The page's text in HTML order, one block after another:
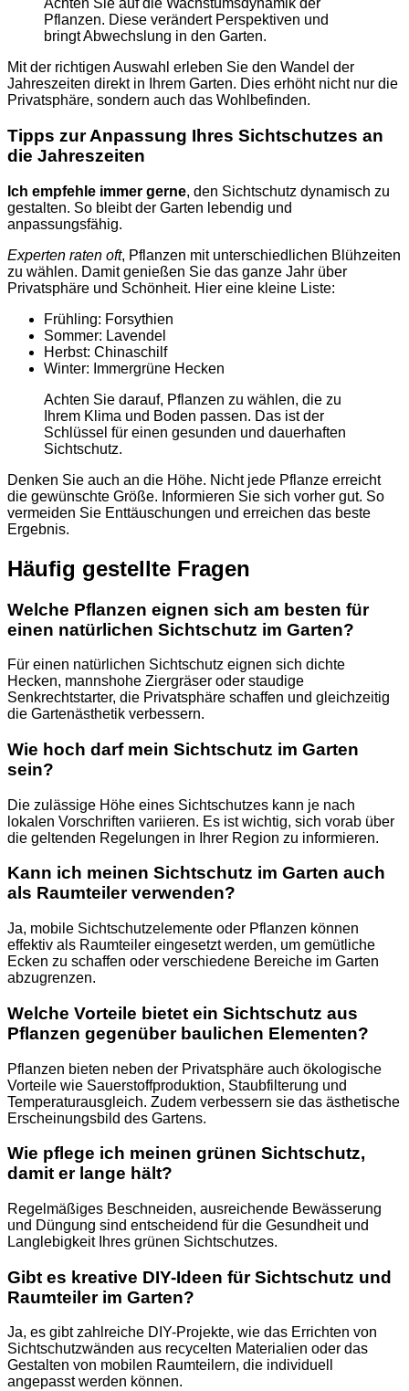
Achten Sie auf die Wachstumsdynamik der
Pflanzen. Diese verändert Perspektiven und
bringt Abwechslung in den Garten.
Mit der richtigen Auswahl erleben Sie den Wandel der
Jahreszeiten direkt in Ihrem Garten. Dies erhöht nicht nur die
Privatsphäre, sondern auch das Wohlbefinden.
Tipps zur Anpassung Ihres Sichtschutzes an
die Jahreszeiten
Ich empfehle immer gerne, den Sichtschutz dynamisch zu
gestalten. So bleibt der Garten lebendig und
anpassungsfähig.
Experten raten oft, Pflanzen mit unterschiedlichen Blühzeiten
zu wählen. Damit genießen Sie das ganze Jahr über
Privatsphäre und Schönheit. Hier eine kleine Liste:
Frühling: Forsythien
Sommer: Lavendel
Herbst: Chinaschilf
Winter: Immergrüne Hecken
Achten Sie darauf, Pflanzen zu wählen, die zu
Ihrem Klima und Boden passen. Das ist der
Schlüssel für einen gesunden und dauerhaften
Sichtschutz.
Denken Sie auch an die Höhe. Nicht jede Pflanze erreicht
die gewünschte Größe. Informieren Sie sich vorher gut. So
vermeiden Sie Enttäuschungen und erreichen das beste
Ergebnis.
Häufig gestellte Fragen
Welche Pflanzen eignen sich am besten für
einen natürlichen Sichtschutz im Garten?
Für einen natürlichen Sichtschutz eignen sich dichte
Hecken, mannshohe Ziergräser oder staudige
Senkrechtstarter, die Privatsphäre schaffen und gleichzeitig
die Gartenästhetik verbessern.
Wie hoch darf mein Sichtschutz im Garten
sein?
Die zulässige Höhe eines Sichtschutzes kann je nach
lokalen Vorschriften variieren. Es ist wichtig, sich vorab über
die geltenden Regelungen in Ihrer Region zu informieren.
Kann ich meinen Sichtschutz im Garten auch
als Raumteiler verwenden?
Ja, mobile Sichtschutzelemente oder Pflanzen können
effektiv als Raumteiler eingesetzt werden, um gemütliche
Ecken zu schaffen oder verschiedene Bereiche im Garten
abzugrenzen.
Welche Vorteile bietet ein Sichtschutz aus
Pflanzen gegenüber baulichen Elementen?
Pflanzen bieten neben der Privatsphäre auch ökologische
Vorteile wie Sauerstoffproduktion, Staubfilterung und
Temperaturausgleich. Zudem verbessern sie das ästhetische
Erscheinungsbild des Gartens.
Wie pflege ich meinen grünen Sichtschutz,
damit er lange hält?
Regelmäßiges Beschneiden, ausreichende Bewässerung
und Düngung sind entscheidend für die Gesundheit und
Langlebigkeit Ihres grünen Sichtschutzes.
Gibt es kreative DIY-Ideen für Sichtschutz und
Raumteiler im Garten?
Ja, es gibt zahlreiche DIY-Projekte, wie das Errichten von
Sichtschutzwänden aus recycelten Materialien oder das
Gestalten von mobilen Raumteilern, die individuell
angepasst werden können.